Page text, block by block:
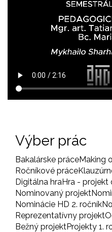
Výber prác
Bakalárske práceMaking
Ročníkové práce
Digitálna hraHra - projekt
Nominovaný projekt
Nominácie HD 2. ročník
Reprezentatívny projekt
Bežný projektProjekty 1.